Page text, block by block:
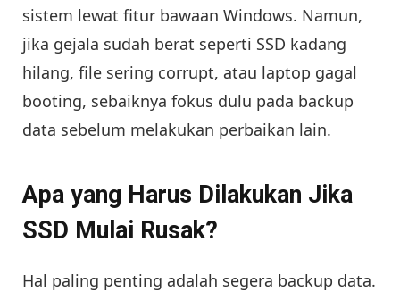
sistem lewat fitur bawaan Windows. Namun,
jika gejala sudah berat seperti SSD kadang
hilang, file sering corrupt, atau laptop gagal
booting, sebaiknya fokus dulu pada backup
data sebelum melakukan perbaikan lain.
Apa yang Harus Dilakukan Jika
SSD Mulai Rusak?
Hal paling penting adalah segera backup data.